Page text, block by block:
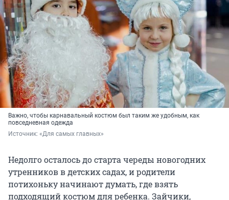
Важно, чтобы карнавальный костюм был таким же удобным, как
повседневная одежда
Источник: «Для самых главных»
Недолго осталось до старта череды новогодних
утренников в детских садах, и родители
потихоньку начинают думать, где взять
подходящий костюм для ребенка. Зайчики,